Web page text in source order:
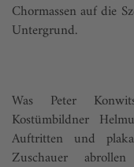
Chormassen auf die
Untergrund.
Was Peter
Kostümbildner
Auftritten und
Zuschauer